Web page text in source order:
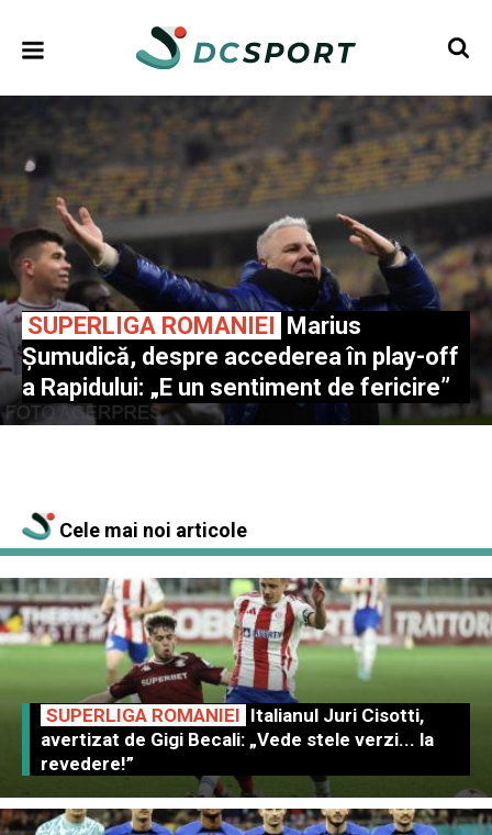
SUPERLIGA ROMANIEI Marius
Șumudică, despre accederea în play-off
a Rapidului: „E un sentiment de fericire”
Cele mai noi articole
SUPERLIGA ROMANIEI Italianul Juri Cisotti,
avertizat de Gigi Becali: „Vede stele verzi... la
revedere!”